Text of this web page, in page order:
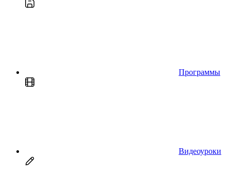
Программы
Видеоуроки